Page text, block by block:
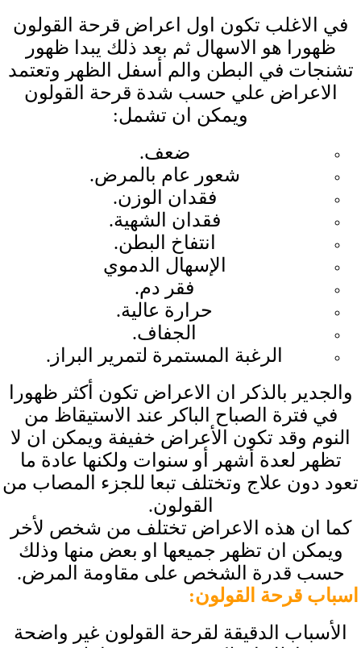
في الاغلب تكون اول اعراض قرحة القولون
ظهورا هو الاسهال ثم بعد ذلك يبدا ظهور
تشنجات في البطن والم أسفل الظهر وتعتمد
الاعراض علي حسب شدة قرحة القولون
ويمكن ان تشمل:
ضعف.
شعور عام بالمرض.
فقدان الوزن.
فقدان الشهية.
انتفاخ البطن.
الإسهال الدموي
فقر دم.
حرارة عالية.
الجفاف.
الرغبة المستمرة لتمرير البراز.
والجدير بالذكر ان الاعراض تكون أكثر ظهورا
في فترة الصباح الباكر عند الاستيقاظ من
النوم وقد تكون الأعراض خفيفة ويمكن ان لا
تظهر لعدة أشهر أو سنوات ولكنها عادة ما
تعود دون علاج وتختلف تبعا للجزء المصاب من
القولون.
كما ان هذه الاعراض تختلف من شخص لأخر
ويمكن ان تظهر جميعها او بعض منها وذلك
حسب قدرة الشخص على مقاومة المرض.
اسباب قرحة القولون:
الأسباب الدقيقة لقرحة القولون غير واضحة